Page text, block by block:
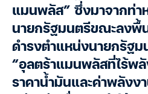
แมนพลัส” ซึ่งมาจากท่า
นายกรัฐมนตรีขณะลงพื้
ดำรงตำแหน่งนายกรัฐม
“อุลตร้าแมนพลัสที่ไร้พลั
ราคาน้ำมันและค่าพลังง